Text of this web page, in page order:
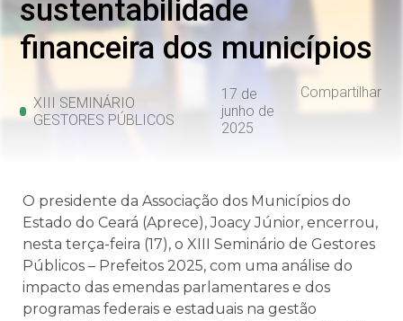
sustentabilidade
financeira dos municípios
XIII SEMINÁRIO
GESTORES PÚBLICOS
17 de
junho de
2025
Compartilhar
O presidente da Associação dos Municípios do
Estado do Ceará (Aprece), Joacy Júnior, encerrou,
nesta terça-feira (17), o XIII Seminário de Gestores
Públicos – Prefeitos 2025, com uma análise do
impacto das emendas parlamentares e dos
programas federais e estaduais na gestão